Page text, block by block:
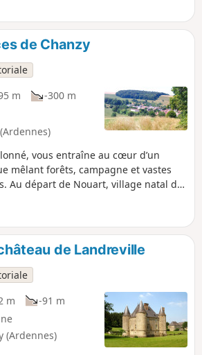
les Petites Censes, les
où se dévoilent de remarquables
du patrimoine local. Un sentier
pour les amateurs de VTT en quête de
découvertes historiques.
de Chanzy
m
-300 m
vous entraîne au cœur d’un
mêlant forêts, campagne et vastes
Au départ de Nouart, village natal du
les Petites Censes, les
Rémonville... où se dévoilent de
en pierre, témoins du patrimoine
et varié, idéal pour les amateurs de
de relief et de découvertes
de Landreville
m
-91 m
(Ardennes)